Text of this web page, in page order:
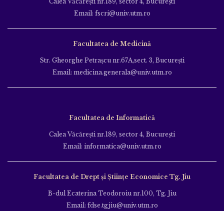
Email: fscri@univ.utm.ro
Facultatea de Medicină
Str. Gheorghe Petraşcu nr.67A,sect. 3, Bucureşti
Email: medicina.generala@univ.utm.ro
Facultatea de Informatică
Calea Văcăreşti nr.189, sector 4, Bucureşti
Email: informatica@univ.utm.ro
Facultatea de Drept și Științe Economice Tg. Jiu
B-dul Ecaterina Teodoroiu nr.100, Tg. Jiu
Email: fdse.tgjiu@univ.utm.ro